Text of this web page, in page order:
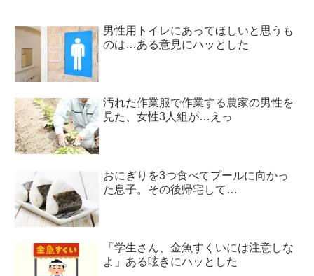
男性用トイレにあってほしいと思うも
のは…ある意見にハッとした
汚れた作業服で作業する農家の男性を
見た、女性3人組が…えっ
おにぎりを3つ食べてプールに向かっ
た息子。その後帰宅して…
「学生さん、金魚すくいには注意しな
よ」ある呟きにハッとした